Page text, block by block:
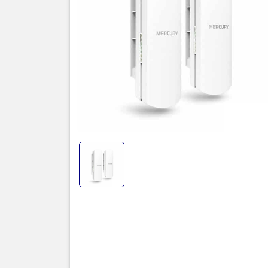
Bộ kích
Là giải
máy. kết
Ứng dụng
Kết nối
Với 2
Khoảng
Tiêu
Sử dụng
Ngoài ra
trong nhà